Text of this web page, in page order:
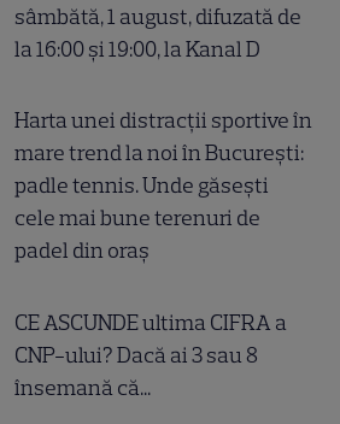
sâmbătă, 1 august, difuzată de
la 16:00 și 19:00, la Kanal D
Harta unei distracții sportive în
mare trend la noi în București:
padle tennis. Unde găsești
cele mai bune terenuri de
padel din oraș
CE ASCUNDE ultima CIFRA a
CNP-ului? Dacă ai 3 sau 8
însemană că...